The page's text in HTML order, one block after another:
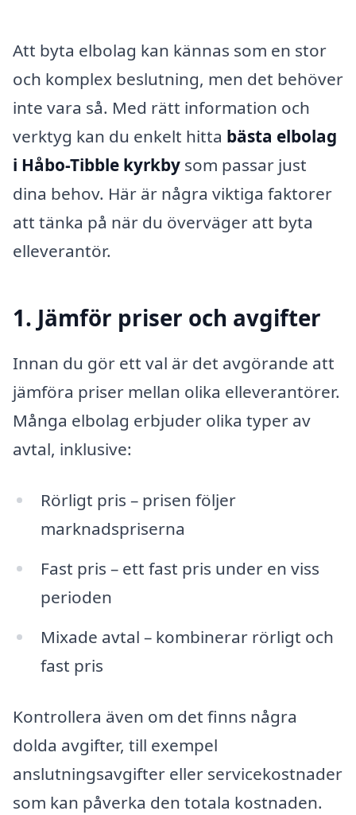
Att byta elbolag kan kännas som en stor
och komplex beslutning, men det behöver
inte vara så. Med rätt information och
verktyg kan du enkelt hitta bästa elbolag
i Håbo-Tibble kyrkby som passar just
dina behov. Här är några viktiga faktorer
att tänka på när du överväger att byta
elleverantör.
1. Jämför priser och avgifter
Innan du gör ett val är det avgörande att
jämföra priser mellan olika elleverantörer.
Många elbolag erbjuder olika typer av
avtal, inklusive:
Rörligt pris – prisen följer
marknadspriserna
Fast pris – ett fast pris under en viss
perioden
Mixade avtal – kombinerar rörligt och
fast pris
Kontrollera även om det finns några
dolda avgifter, till exempel
anslutningsavgifter eller servicekostnader
som kan påverka den totala kostnaden.